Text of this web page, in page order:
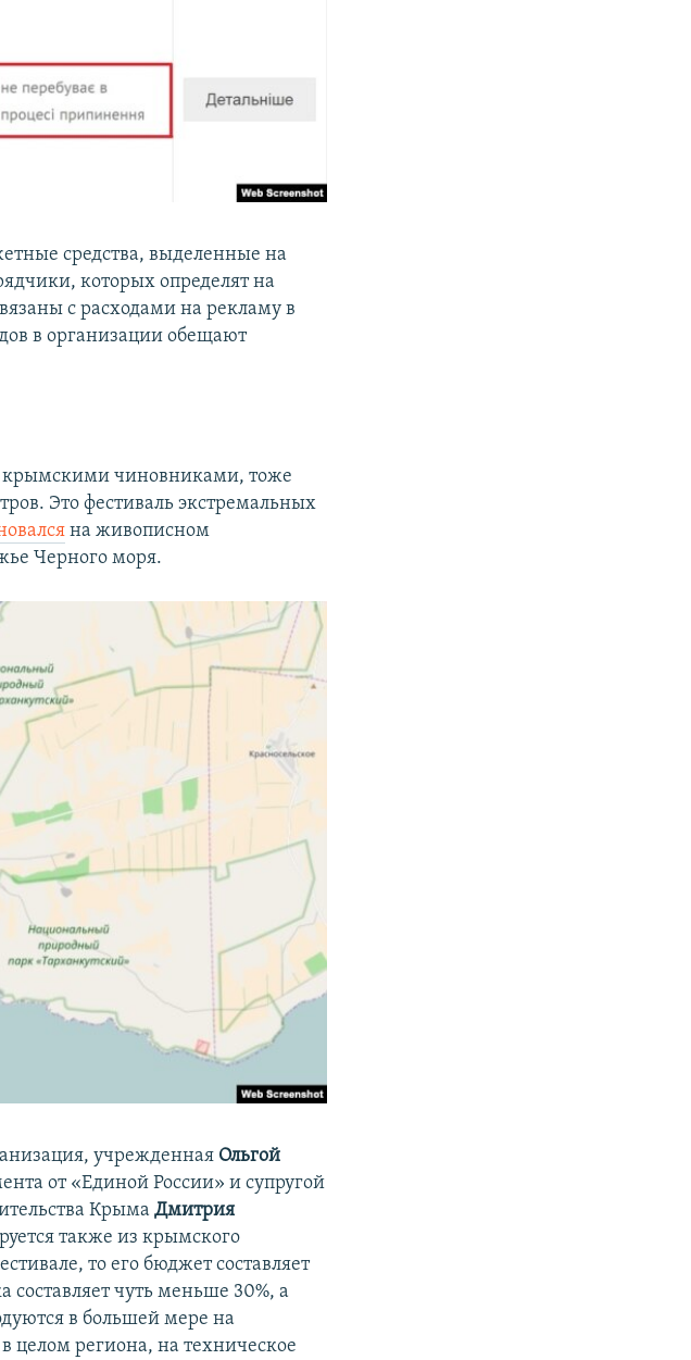
средства, выделенные на
которых определят на
с расходами на рекламу в
в организации обещают
крымскими чиновниками, тоже
Это фестиваль экстремальных
на живописном
Черного моря.
учрежденная Ольгой
от «Единой России» и супругой
КрымаДмитрия
также из крымского
то его бюджет составляет
составляет чуть меньше 30%, а
в большей мере на
региона, на техническое